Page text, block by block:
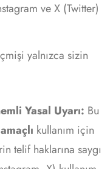
ve X (Twitter)
yalnızca sizin
Yasal Uyarı: Bu
kullanım için
telif haklarına saygı